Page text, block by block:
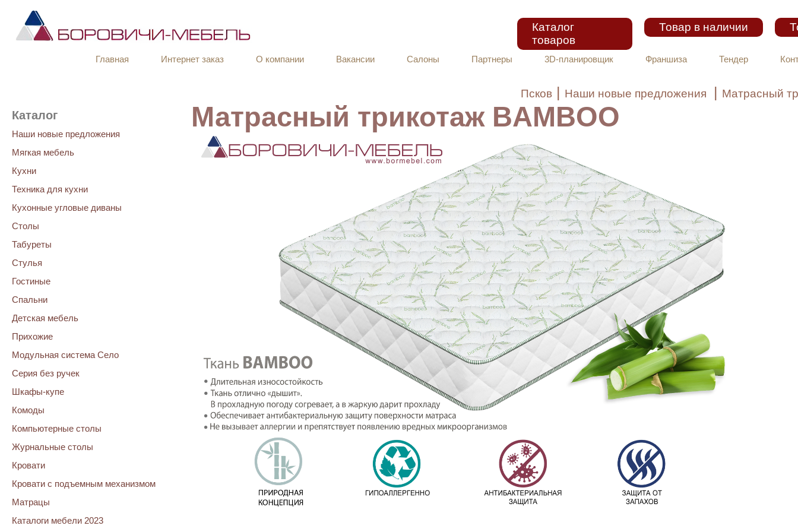
Каталог
товаров
Товар в наличии
Главная Интернет заказ О компании Вакансии Салоны Партнеры 3D-планировщик Франшиза Тендер
Псков | Наши новые предложения | Матрасный
Каталог
Наши новые предложения
Мягкая мебель
Кухни
Техника для кухни
Кухонные угловые диваны
Столы
Табуреты
Стулья
Гостиные
Спальни
Детская мебель
Прихожие
Модульная система Село
Серия без ручек
Шкафы-купе
Комоды
Компьютерные столы
Журнальные столы
Кровати
Кровати с подъемным механизмом
Матрацы
Каталоги мебели 2023
Матрасный трикотаж BAMBOO